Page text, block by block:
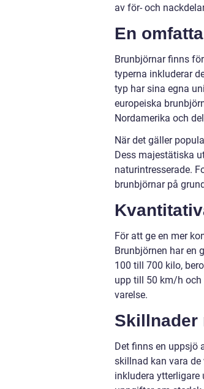
av för- och
En
Brunbjörnar finns
typerna inkluderar
typ har sina egna
europeiska
Nordamerika och
När det gäller
Dess majestätiska
naturintresserade.
brunbjörnar på
För att ge en mer
Brunbjörnen har en
100 till 700 kilo,
upp till 50 km/h och
varelse.
Skillnader
Det finns en uppsjö
skillnad kan vara
inkludera ytterligare